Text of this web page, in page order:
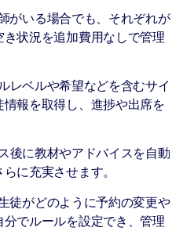
がいる場合でも、それぞれが
状況を追加費用なしで管理
レベルや希望などを含むサイ
報を取得し、進捗や出席を
後に教材やアドバイスを自動
に充実させます。
徒がどのように予約の変更や
でルールを設定でき、管理